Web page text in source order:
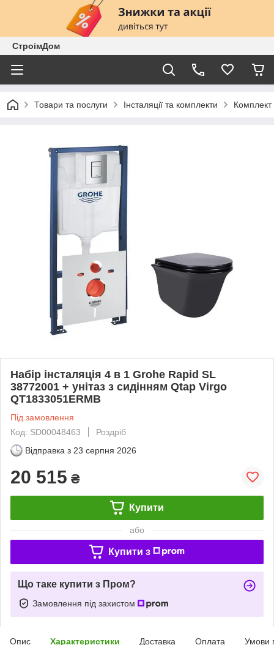
СтроімДом
Товари та послуги Інсталяції та комплекти Комплект
Набір інсталяція 4 в 1 Grohe Rapid SL
38772001 + унітаз з сидінням Qtap Virgo
QT1833051ERMB
Під замовлення
Код: SD00048463
Роздріб
Відправка з 23 серпня 2026
20 515 ₴
Купити
або
Купити з
Що таке купити з Пром?
Замовлення під захистом
Опис Характеристики Доставка Оплата Умови